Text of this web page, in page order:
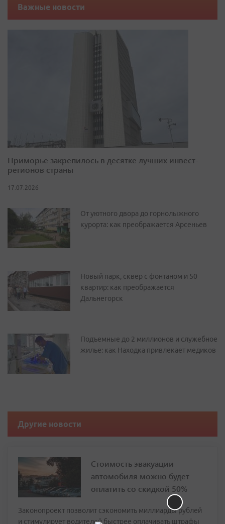
Важные новости
Приморье закрепилось в десятке лучших инвест-
регионов страны
17.07.2026
От уютного двора до горнолыжного
курорта: как преображается Арсеньев
Новый парк, сквер с фонтаном и 50
квартир: как преображается
Дальнегорск
Подъемные до 2 миллионов и служебное
жилье: как Находка привлекает медиков
Другие новости
Стоимость эвакуации
автомобиля можно будет
оплатить со скидкой 50%
Законопроект позволит сэкономить миллиарды рублей
и стимулирует водителей быстрее оплачивать штрафы